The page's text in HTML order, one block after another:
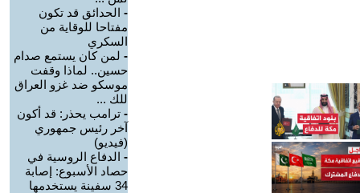
- الحدائق قد تكون
مفتاحا للوقاية من
السكري
- لمن كان يستمع صدام
حسين.. لماذا وقفت
موسكو ضد غزو العراق
للك ...
- ترامب يحذر: قد أكون
آخر رئيس جمهوري
(فيديو)
- الدفاع الروسية في
حصاد الأسبوع: إصابة
34 سفينة يستخدمها